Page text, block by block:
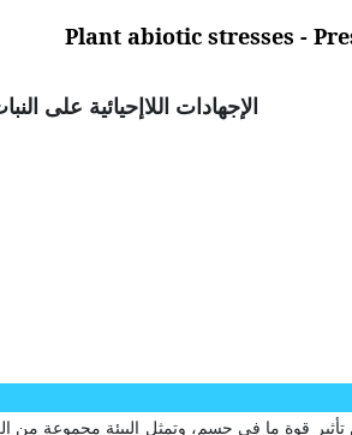
Plant abiotic stresses -
الإجهادات اللاإحيائية على
قوة ما في جسم، وتمثل البيئة مجموعة من